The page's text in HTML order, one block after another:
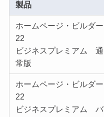
製品
ホームページ・ビルダー
22
ビジネスプレミアム 通
常版
ホームページ・ビルダー
22
ビジネスプレミアム バ